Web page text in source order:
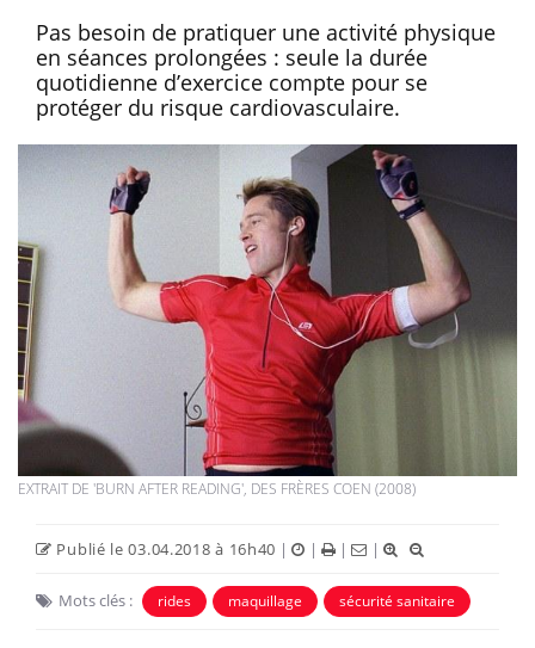
Pas besoin de pratiquer une activité physique
en séances prolongées : seule la durée
quotidienne d’exercice compte pour se
protéger du risque cardiovasculaire.
EXTRAIT DE 'BURN AFTER READING', DES FRÈRES COEN (2008)
Publié le 03.04.2018 à 16h40 | | | |
Mots clés : rides maquillage sécurité sanitaire